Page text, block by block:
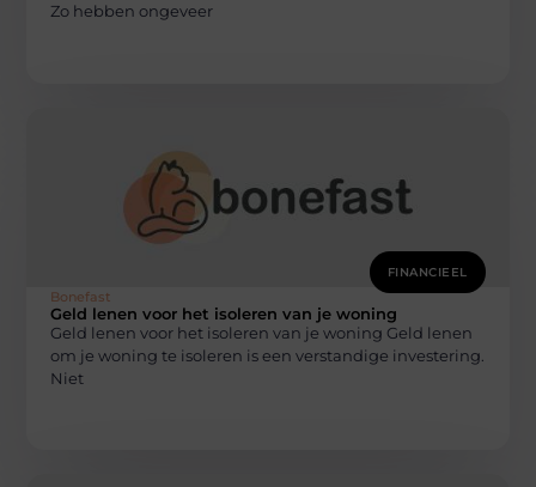
Zo hebben ongeveer
FINANCIEEL
Bonefast
Geld lenen voor het isoleren van je woning
Geld lenen voor het isoleren van je woning Geld lenen
om je woning te isoleren is een verstandige investering.
Niet